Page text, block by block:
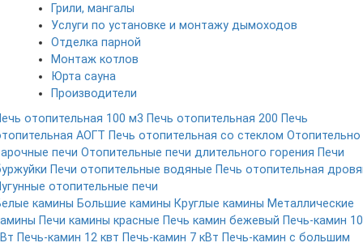
Грили, мангалы
Услуги по установке и монтажу дымоходов
Отделка парной
Монтаж котлов
Юрта сауна
Производители
отопительная 100 м3 Печь отопительная 200 Печь
АОГТ Печь отопительная со стеклом Отопительно
печи Отопительные печи длительного горения Печи
Печи отопительные водяные Печь отопительная
отопительные печи
камины Большие камины Круглые камины Металлические
Печи камины красные Печь камин бежевый Печь-камин 10
Печь-камин 12 квт Печь-камин 7 кВт Печь-камин с большим